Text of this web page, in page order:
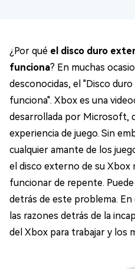
¿Por qué el disco duro
funciona? En muchas
desconocidas, el "Disco
funciona". Xbox es una
desarrollada por Microsoft,
experiencia de juego. Sin
cualquier amante de los
el disco externo de su Xbox
funcionar de repente.
detrás de este problema.
las razones detrás de la
del Xbox para trabajar y los